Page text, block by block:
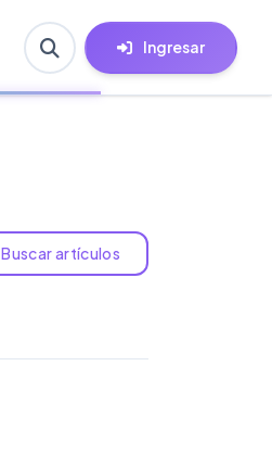
Ingresar
Buscar artículos